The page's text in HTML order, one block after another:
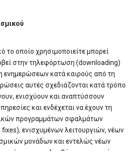
το οποίο χρησιμοποιείτε μπορεί
στην τηλεφόρτωση (downloading)
ενημερώσεων κατά καιρούς από τη
αυτές σχεδιάζονται κατά τρόπο
ενισχύουν και αναπτύσσουν
και ενδέχεται να έχουν τη
προγραμμάτων σφαλμάτων
fixes), ενισχυμένων λειτουργιών, νέων
μονάδων και εντελώς νέων